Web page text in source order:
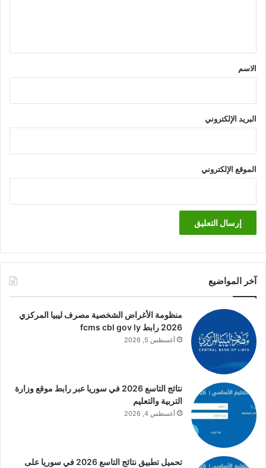
*
الاسم
البريد الإلكتروني
الموقع الإلكتروني
آخر المواضيع
منظومة الأغراض الشخصية مصرف ليبيا المركزي
2026 رابط fcms cbl gov ly
أغسطس 5, 2026
نتائج التاسع 2026 في سوريا عبر رابط موقع وزارة
التربية والتعليم
أغسطس 4, 2026
تحميل تطبيق نتائج التاسع 2026 في سوريا على